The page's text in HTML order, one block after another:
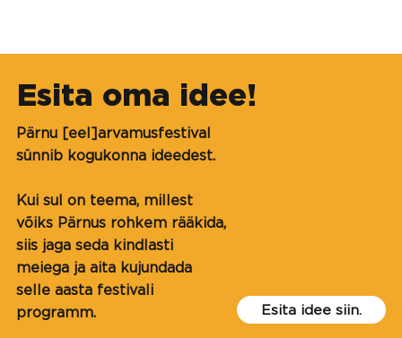
Esita oma idee!
Pärnu [eel]arvamusfestival
sünnib kogukonna ideedest.
Kui sul on teema, millest
võiks Pärnus rohkem rääkida,
siis jaga seda kindlasti
meiega ja aita kujundada
selle aasta festivali
programm.
Esita idee siin.